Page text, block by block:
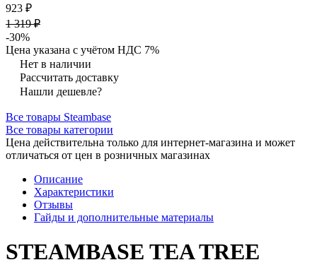
923 ₽
1 319 ₽
-30%
Цена указана с учётом НДС 7%
Нет в наличии
Рассчитать доставку
Нашли дешевле?
Все товары Steambase
Все товары категории
Цена действительна только для интернет-магазина и может
отличаться от цен в розничных магазинах
Описание
Характеристики
Отзывы
Гайды и дополнительные материалы
STEAMBASE TEA TREE